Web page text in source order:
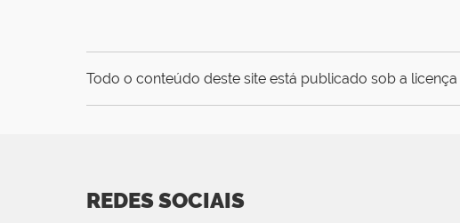
Todo o conteúdo deste site está publicado sob a licença
REDES SOCIAIS